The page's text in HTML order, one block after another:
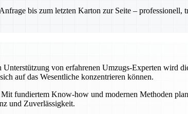
bis zum letzten Karton zur Seite – professionell,
von erfahrenen Umzugs-Experten wird
auf das Wesentliche konzentrieren können.
fundiertem Know-how und modernen Methoden
und Zuverlässigkeit.